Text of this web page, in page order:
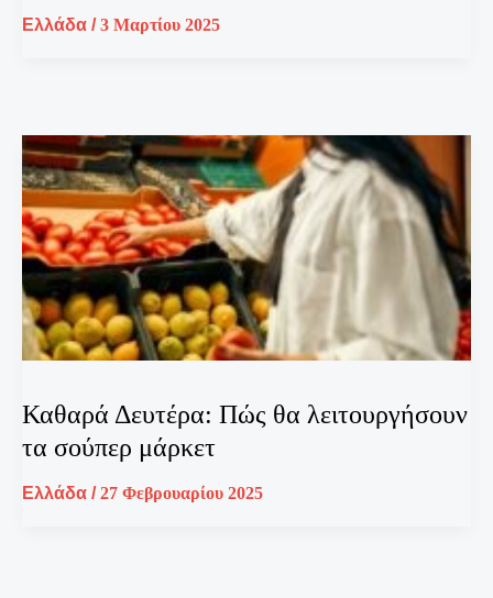
Ελλάδα /3 Μαρτίου 2025
Καθαρά Δευτέρα: Πώς θα λειτουργήσουν
τα σούπερ μάρκετ
Ελλάδα /27 Φεβρουαρίου 2025